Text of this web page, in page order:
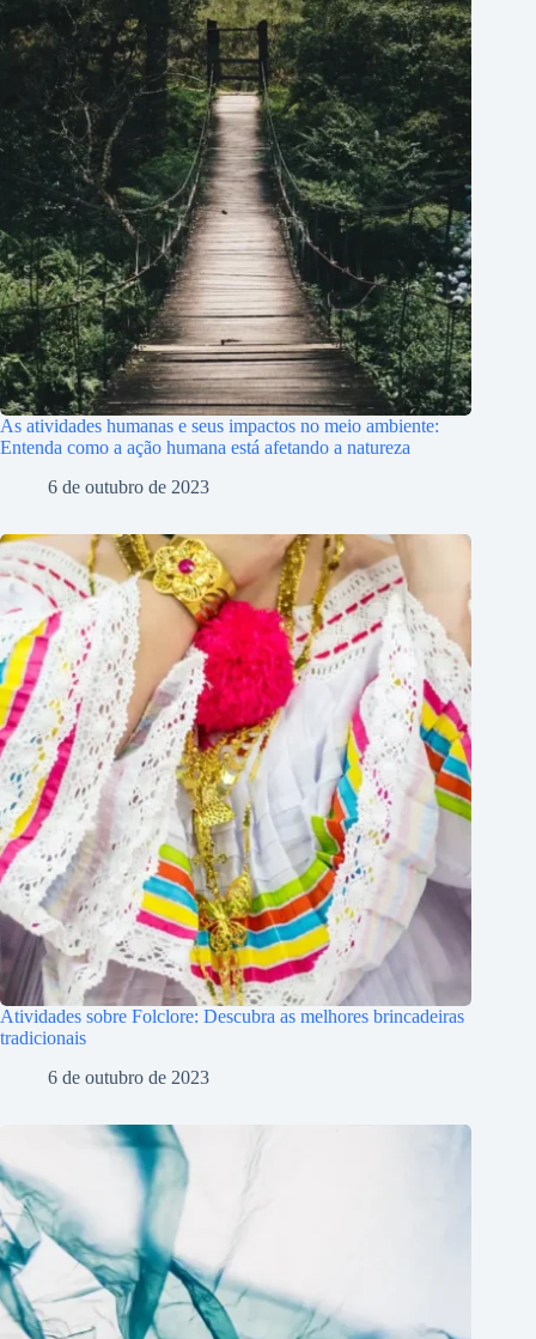
As atividades humanas e seus impactos no meio ambiente:
Entenda como a ação humana está afetando a natureza
6 de outubro de 2023
Atividades sobre Folclore: Descubra as melhores brincadeiras
tradicionais
6 de outubro de 2023